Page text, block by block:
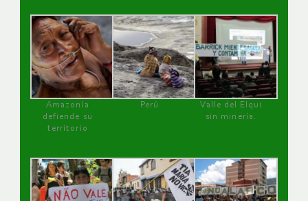
Amazonía
defiende su
territorio
Perú
Valle del Elqui
sin minería.